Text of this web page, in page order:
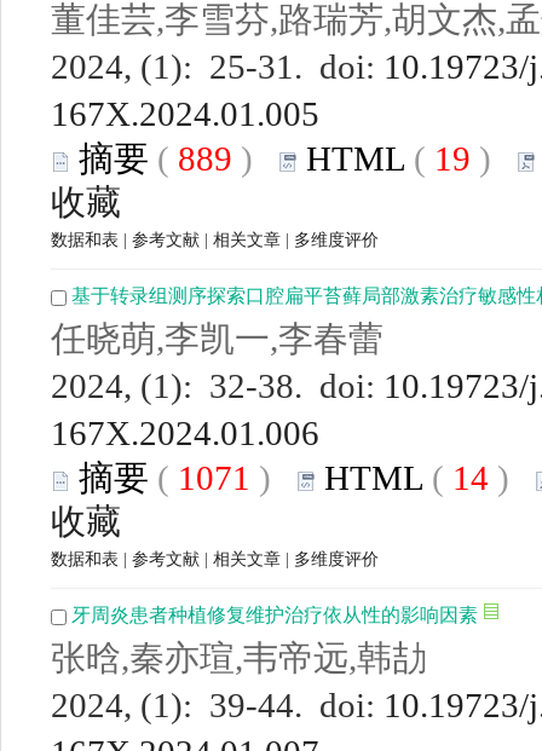
董佳芸,李雪芬,路瑞芳,胡文杰,
2024, (1): 25-31. doi: 10.19723/
167X.2024.01.005
摘要 ( 889 ) HTML ( 19 )
收藏
数据和表 参考文献 相关文章 多维度评价
基于转录组测序探索口腔扁平苔藓局部激素治疗敏感性
任晓萌,李凯一,李春蕾
2024, (1): 32-38. doi: 10.19723/
167X.2024.01.006
摘要 ( 1071 ) HTML ( 14 )
收藏
数据和表 参考文献 相关文章 多维度评价
牙周炎患者种植修复维护治疗依从性的影响因素
张晗,秦亦瑄,韦帝远,韩劼
2024, (1): 39-44. doi: 10.19723/